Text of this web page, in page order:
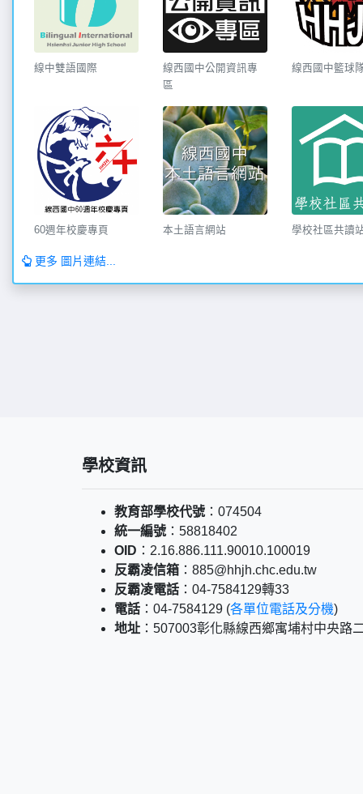
線中雙語國際
線西國中公開資訊專
區
線西國中籃球
60週年校慶專頁 本土語言網站 學校社區共讀
更多 圖片連結...
學校資訊
教育部學校代號 ：074504
統一編號 ：58818402
OID ：2.16.886.111.90010.100019
反霸凌信箱 ：885@hhjh.chc.edu.tw
反霸凌電話 ：04-7584129轉33
電話 ：04-7584129 (各單位電話及分機)
地址 ：507003彰化縣線西鄉寓埔村中央路